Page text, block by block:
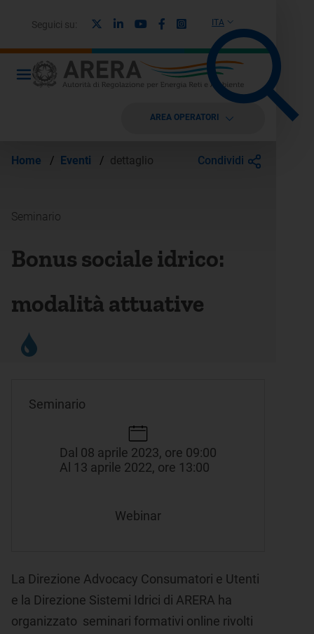
ITA
Seguici su: LinkedinYoutubeFacebook
Instagram
AREA OPERATORI
Home / Eventi / dettaglio Condividi
Seminario
Bonus sociale idrico:
modalità attuative
Seminario
Dal 08 aprile 2023, ore 09:00
Al 13 aprile 2022, ore 13:00
Webinar
La Direzione Advocacy Consumatori e Utenti
e la Direzione Sistemi Idrici di ARERA ha
organizzato seminari formativi online rivolti